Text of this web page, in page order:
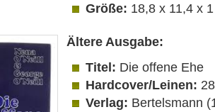
Größe: 18,8 x 11,4 x
Ältere Ausgabe:
Titel: Die offene Ehe
Hardcover/Leinen:
Verlag: Bertelsmann